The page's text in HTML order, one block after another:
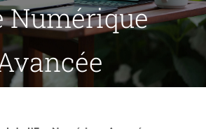
Numérique